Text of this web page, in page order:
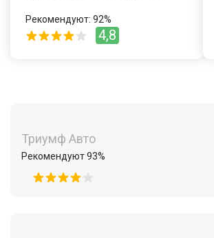
Рекомендуют: 92%
4,8
Триумф Авто
Рекомендуют 93%